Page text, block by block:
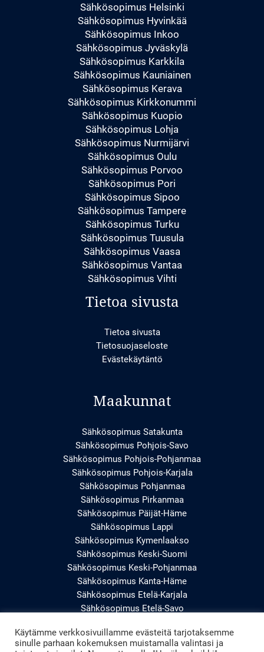
Sähkösopimus Helsinki
Sähkösopimus Hyvinkää
Sähkösopimus Inkoo
Sähkösopimus Jyväskylä
Sähkösopimus Karkkila
Sähkösopimus Kauniainen
Sähkösopimus Kerava
Sähkösopimus Kirkkonummi
Sähkösopimus Kuopio
Sähkösopimus Lohja
Sähkösopimus Nurmijärvi
Sähkösopimus Oulu
Sähkösopimus Porvoo
Sähkösopimus Pori
Sähkösopimus Sipoo
Sähkösopimus Tampere
Sähkösopimus Turku
Sähkösopimus Tuusula
Sähkösopimus Vaasa
Sähkösopimus Vantaa
Sähkösopimus Vihti
Tietoa sivusta
Tietoa sivusta
Tietosuojaseloste
Evästekäytäntö
Maakunnat
Sähkösopimus Satakunta
Sähkösopimus Pohjois-Savo
Sähkösopimus Pohjois-Pohjanmaa
Sähkösopimus Pohjois-Karjala
Sähkösopimus Pohjanmaa
Sähkösopimus Pirkanmaa
Sähkösopimus Päijät-Häme
Sähkösopimus Lappi
Sähkösopimus Kymenlaakso
Sähkösopimus Keski-Suomi
Sähkösopimus Keski-Pohjanmaa
Sähkösopimus Kanta-Häme
Sähkösopimus Etelä-Karjala
Sähkösopimus Etelä-Savo
Sähkösopimus Uusimaa
Sähkösopimus Varsinais-Suomi
Käytämme verkkosivuillamme evästeitä tarjotaksemme
sinulle parhaan kokemuksen muistamalla valintasi ja